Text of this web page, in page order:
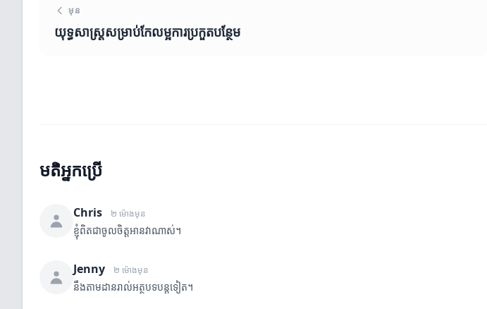
មុន
យុទ្ធសាស្ត្រ​សម្រាប់កែលម្អការប្រកួតបន្ថែម
មតិអ្នកប្រើ
Chris ២ ម៉ោងមុន
ខ្ញុំពិតជាចូលចិត្តអានវាណាស់។
Jenny ២ ម៉ោងមុន
នឹងតាមដានរាល់អត្ថបទបន្តទៀត។